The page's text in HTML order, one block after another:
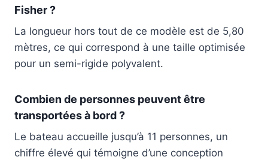
Fisher ?
La longueur hors tout de ce modèle est de 5,80
mètres, ce qui correspond à une taille optimisée
pour un semi-rigide polyvalent.
Combien de personnes peuvent être
transportées à bord ?
Le bateau accueille jusqu’à 11 personnes, un
chiffre élevé qui témoigne d’une conception